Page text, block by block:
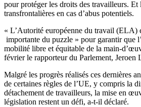
pour protéger les droits des travailleurs. Et
transfrontalières en cas d’abus potentiels.
« L’Autorité européenne du travail (ELA)
importante du puzzle » pour garantir que
mobilité libre et équitable de la main-
février le rapporteur du Parlement, Jeroen
Malgré les progrès réalisés ces dernières
de certaines règles de l’UE, y compris la
détachement de travailleurs, la mise en
législation restent un défi, a-t-il déclaré.